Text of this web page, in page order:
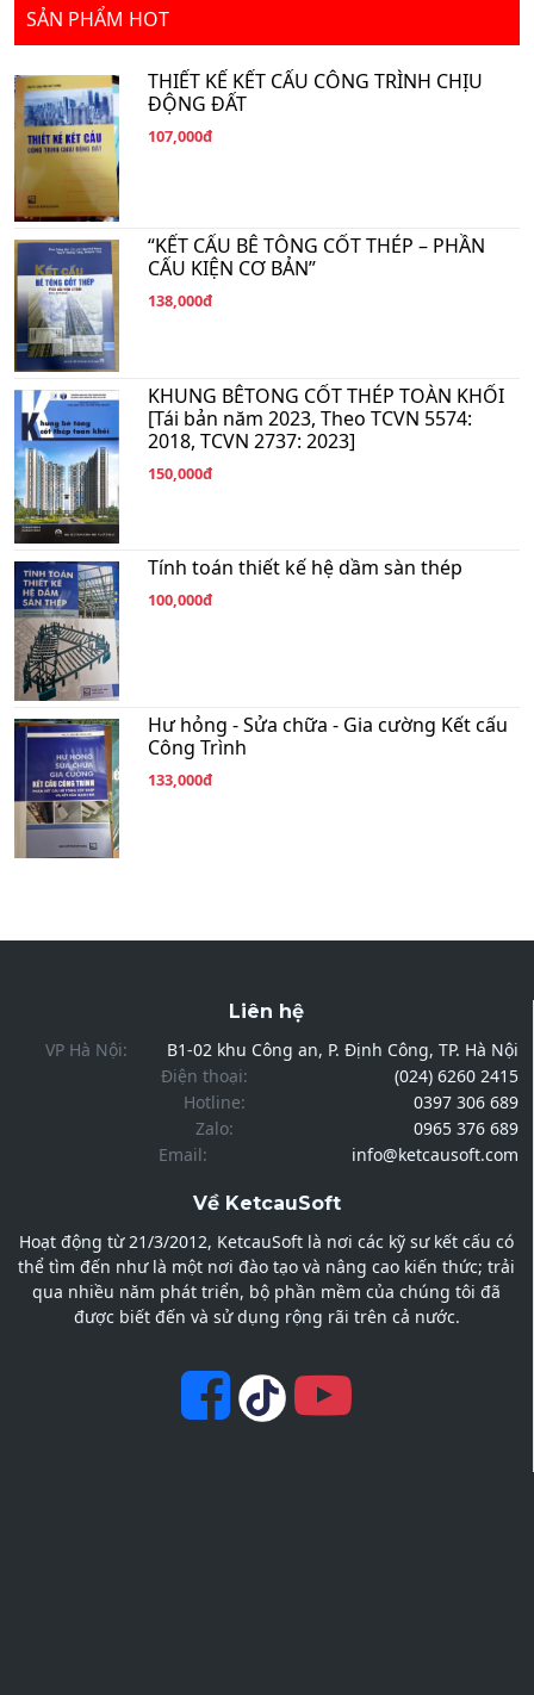
SẢN PHẨM HOT
THIẾT KẾ KẾT CẤU CÔNG TRÌNH CHỊU
ĐỘNG ĐẤT
107,000đ
“KẾT CẤU BÊ TÔNG CỐT THÉP – PHẦN
CẤU KIỆN CƠ BẢN”
138,000đ
KHUNG BÊTONG CỐT THÉP TOÀN KHỐI
[Tái bản năm 2023, Theo TCVN 5574:
2018, TCVN 2737: 2023]
150,000đ
Tính toán thiết kế hệ dầm sàn thép
100,000đ
Hư hỏng - Sửa chữa - Gia cường Kết cấu
Công Trình
133,000đ
Liên hệ
VP Hà Nội:
B1-02 khu Công an, P. Định Công, TP. Hà Nội
Điện thoại:
(024) 6260 2415
Hotline:
0397 306 689
Zalo:
0965 376 689
Email:
info@ketcausoft.com
Về KetcauSoft
Hoạt động từ 21/3/2012, KetcauSoft là nơi các kỹ sư kết cấu có
thể tìm đến như là một nơi đào tạo và nâng cao kiến thức; trải
qua nhiều năm phát triển, bộ phần mềm của chúng tôi đã
được biết đến và sử dụng rộng rãi trên cả nước.